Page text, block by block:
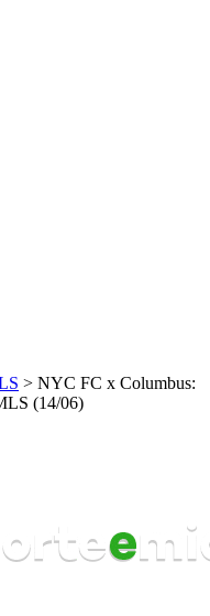
> NYC FC x Columbus:
(14/06)